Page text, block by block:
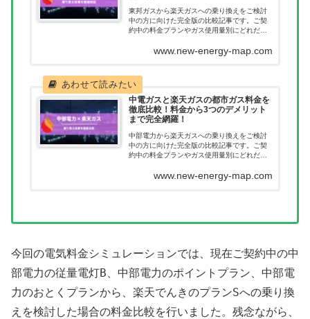
東邦ガスから楽天ガスへの乗り換えをご検討
中の方に向けた完全版の比較記事です。ご契
約中の料金プランやガス使用量別にどれだけ
す。ガス会社を乗り換えたあとに料金が高く
い。
www.new-energy-map.com
中電ガスと楽天ガスの都市ガス料金を
徹底比較！料金から3つのデメリット
まで完全網羅！
中部電力から楽天ガスへの乗り換えをご検討
中の方に向けた完全版の比較記事です。ご契
約中の料金プランやガス使用量別にどれだけ
す。ガス会社を乗り換えたあとに料金が高く
www.new-energy-map.com
今回の電気料金シミュレーションでは、現在ご契約中の中
部電力の従量電灯B 中部電力のポイントプラン
中部電
力のおとくプランから、 楽天でんきのプランSへの乗り換
えを検討した場合の料金比較を行いました。残念ながら、